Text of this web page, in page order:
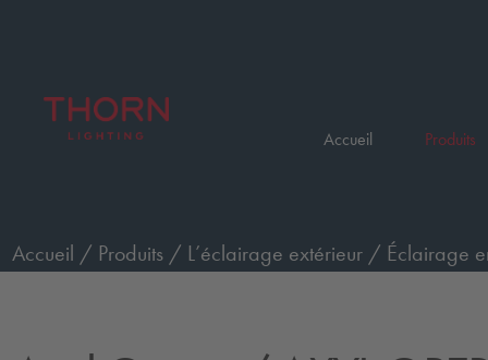
Accueil Produits
Accueil / Produits / L’éclairage extérieur / Éclairage